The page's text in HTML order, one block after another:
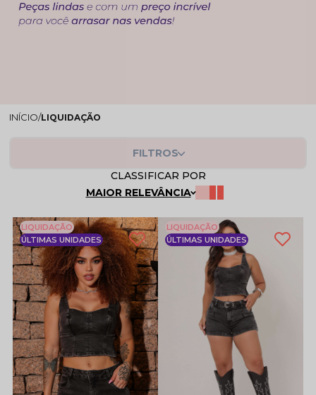
LIQUIDAÇÃO
CLASSIFICAR POR
MAIOR RELEVÂNCIA
FILTROS
LIQUIDAÇÃO
ÚLTIMAS UNIDADES
LIQUIDAÇÃO
ÚLTIMAS UNIDADES